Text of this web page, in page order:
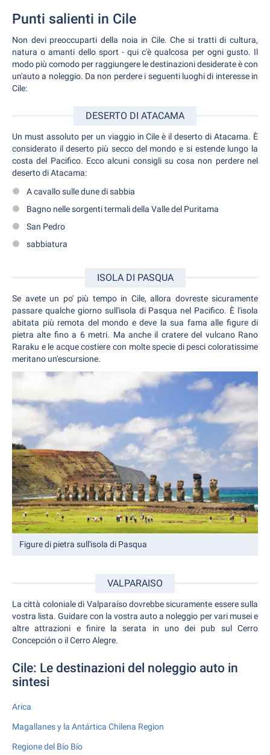
Punti salienti in Cile
Non devi preoccuparti della noia in Cile. Che si tratti di cultura,
natura o amanti dello sport - qui c'è qualcosa per ogni gusto. Il
modo più comodo per raggiungere le destinazioni desiderate è con
un'auto a noleggio. Da non perdere i seguenti luoghi di interesse in
Cile:
DESERTO DI ATACAMA
Un must assoluto per un viaggio in Cile è il deserto di Atacama. È
considerato il deserto più secco del mondo e si estende lungo la
costa del Pacifico. Ecco alcuni consigli su cosa non perdere nel
deserto di Atacama:
A cavallo sulle dune di sabbia
Bagno nelle sorgenti termali della Valle del Puritama
San Pedro
sabbiatura
ISOLA DI PASQUA
Se avete un po' più tempo in Cile, allora dovreste sicuramente
passare qualche giorno sull'isola di Pasqua nel Pacifico. È l'isola
abitata più remota del mondo e deve la sua fama alle figure di
pietra alte fino a 6 metri. Ma anche il cratere del vulcano Rano
Raraku e le acque costiere con molte specie di pesci coloratissime
meritano un'escursione.
Figure di pietra sull'isola di Pasqua
VALPARAISO
La città coloniale di Valparaíso dovrebbe sicuramente essere sulla
vostra lista. Guidare con la vostra auto a noleggio per vari musei e
altre attrazioni e finire la serata in uno dei pub sul Cerro
Concepción o il Cerro Alegre.
Cile: Le destinazioni del noleggio auto in
sintesi
Arica
Magallanes y la Antártica Chilena Region
Regione del Bío Bío